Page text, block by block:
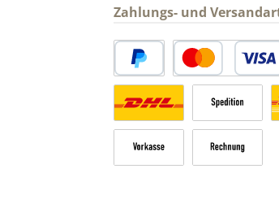
Zahlungs- und
PayPal Kredit- oder
Versandkosten Deutschland
Sperrgut